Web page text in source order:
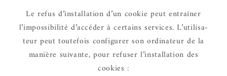
Le refus d’ins­tal­la­tion d’un cookie peut entraî­ner
l’im­pos­si­bi­lité d’ac­cé­der à certains services. L’uti­li­sa­
teur peut toute­fois confi­gu­rer son ordi­na­teur de la
manière suivante, pour refu­ser l’ins­tal­la­tion des
cookies :